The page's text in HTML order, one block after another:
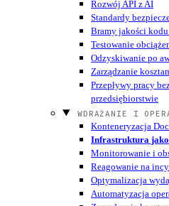
Rozwój API z AI
Standardy
Bramy jakości
Testowanie
Odzyskiwanie po
Zarządzanie
Przepływy pracy
przedsiębiorstwie
WDRAŻANIE I
Konteneryzacja
Infrastruktura jako
Monitorowanie i
Reagowanie na
Optymalizacja
Automatyzacja